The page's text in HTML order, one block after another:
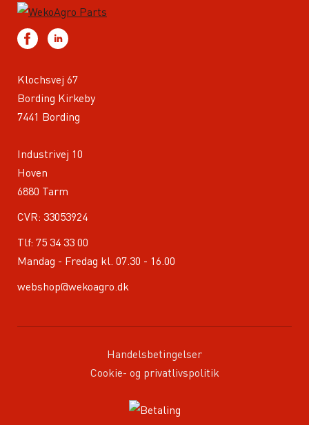
Klochsvej 67
Bording Kirkeby
7441 Bording
Industrivej 10
Hoven
6880 Tarm
CVR: 33053924
Tlf: 75 34 33 00
Mandag - Fredag kl. 07.30 - 16.00
webshop@wekoagro.dk
Handelsbetingelser
Cookie- og privatlivspolitik